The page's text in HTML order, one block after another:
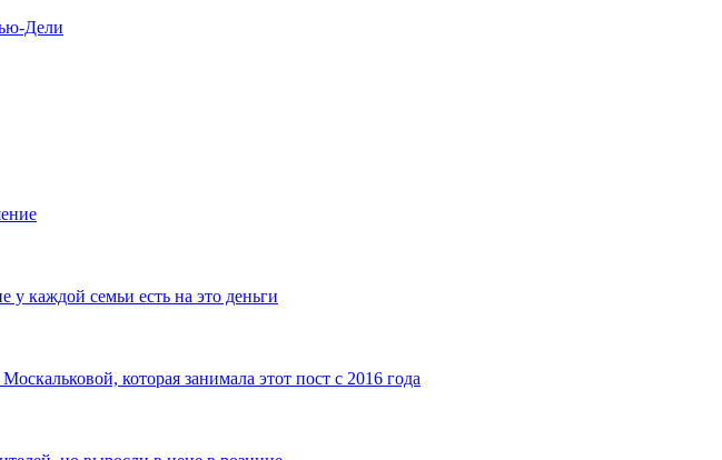
Дели
каждой семьи есть на это деньги
которая занимала этот пост с 2016 года